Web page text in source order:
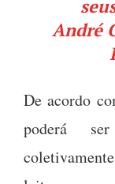
André
De acordo
poderá